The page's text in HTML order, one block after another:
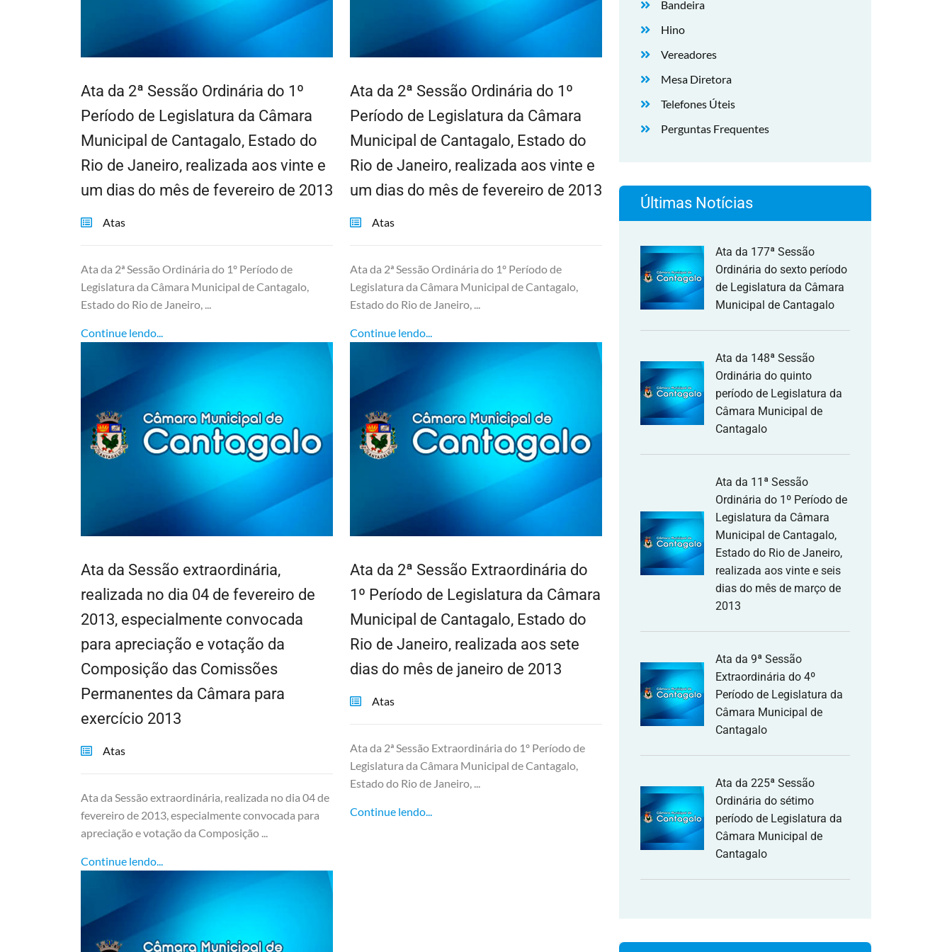
Ata da 2ª Sessão Ordinária do 1º
Período de Legislatura da Câmara
Municipal de Cantagalo, Estado do
Rio de Janeiro, realizada aos vinte e
um dias do mês de fevereiro de 2013
Atas
Ata da 2ª Sessão Ordinária do 1º Período de
Legislatura da Câmara Municipal de Cantagalo,
Estado do Rio de Janeiro, ...
Continue lendo...
Ata da 2ª Sessão Ordinária do 1º
Período de Legislatura da Câmara
Municipal de Cantagalo, Estado do
Rio de Janeiro, realizada aos vinte e
um dias do mês de fevereiro de 2013
Atas
Ata da 2ª Sessão Ordinária do 1º Período de
Legislatura da Câmara Municipal de Cantagalo,
Estado do Rio de Janeiro, ...
Continue lendo...
Ata da Sessão extraordinária,
realizada no dia 04 de fevereiro de
2013, especialmente convocada
para apreciação e votação da
Composição das Comissões
Permanentes da Câmara para
exercício 2013
Atas
Ata da Sessão extraordinária, realizada no dia 04 de
fevereiro de 2013, especialmente convocada para
apreciação e votação da Composição ...
Continue lendo...
Ata da 2ª Sessão Extraordinária do
1º Período de Legislatura da Câmara
Municipal de Cantagalo, Estado do
Rio de Janeiro, realizada aos sete
dias do mês de janeiro de 2013
Atas
Ata da 2ª Sessão Extraordinária do 1º Período de
Legislatura da Câmara Municipal de Cantagalo,
Estado do Rio de Janeiro, ...
Continue lendo...
Bandeira
Hino
Vereadores
Mesa Diretora
Telefones Úteis
Perguntas Frequentes
Últimas Notícias
Ata da 177ª Sessão
Ordinária do sexto período
de Legislatura da Câmara
Municipal de Cantagalo
Ata da 148ª Sessão
Ordinária do quinto
período de Legislatura da
Câmara Municipal de
Cantagalo
Ata da 11ª Sessão
Ordinária do 1º Período de
Legislatura da Câmara
Municipal de Cantagalo,
Estado do Rio de Janeiro,
realizada aos vinte e seis
dias do mês de março de
2013
Ata da 9ª Sessão
Extraordinária do 4º
Período de Legislatura da
Câmara Municipal de
Cantagalo
Ata da 225ª Sessão
Ordinária do sétimo
período de Legislatura da
Câmara Municipal de
Cantagalo